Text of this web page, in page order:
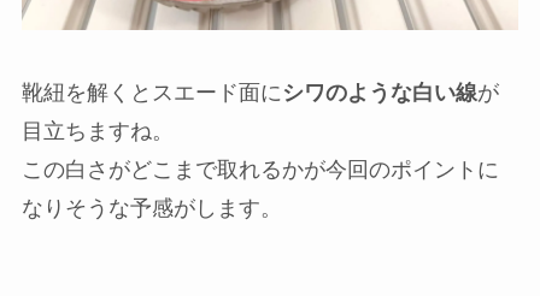
靴紐を解くとスエード面にシワのような白い線が
目立ちますね。
この白さがどこまで取れるかが今回のポイントに
なりそうな予感がします。